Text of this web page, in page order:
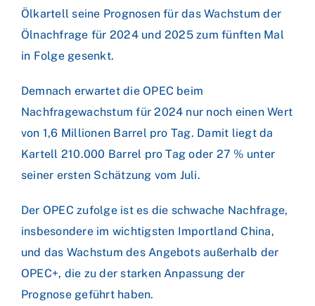
Ölkartell seine Prognosen für das Wachstum der
Ölnachfrage für 2024 und 2025 zum fünften Mal
in Folge gesenkt.
Demnach erwartet die OPEC beim
Nachfragewachstum für 2024 nur noch einen Wert
von 1,6 Millionen Barrel pro Tag. Damit liegt da
Kartell 210.000 Barrel pro Tag oder 27 % unter
seiner ersten Schätzung vom Juli.
Der OPEC zufolge ist es die schwache Nachfrage,
insbesondere im wichtigsten Importland China,
und das Wachstum des Angebots außerhalb der
OPEC+, die zu der starken Anpassung der
Prognose geführt haben.